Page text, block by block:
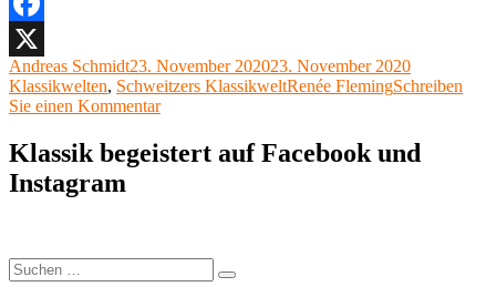
–
Die
Biografie
meiner
(1.
Teil)“
Facebook
X
Autor
Andreas SchmidtVeröffentlicht
am
23. November 202023. November 2020Kategorien
Klassikwelten, Schweitzers KlassikweltSchlagwörter
Renée FlemingSchreiben
Sie einen Kommentarzu
Klassikwelt
21:
Biografie
meiner
Klassik begeistert auf Facebook und
Instagram
Suchen
nach:
Suchen